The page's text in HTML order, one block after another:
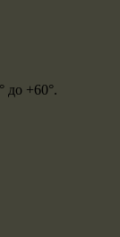
до +60°.